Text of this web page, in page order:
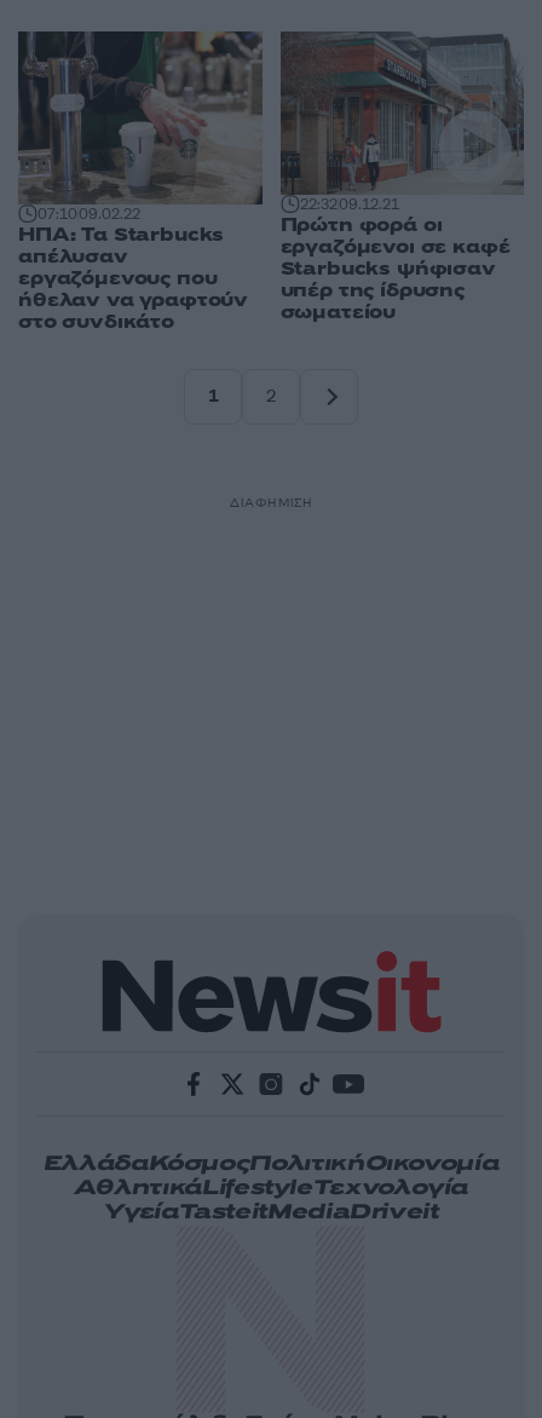
07:1009.02.22
ΗΠΑ: Τα Starbucks
απέλυσαν
εργαζόμενους που
ήθελαν να γραφτούν
στο συνδικάτο
22:3209.12.21
Πρώτη φορά οι
εργαζόμενοι σε καφέ
Starbucks ψήφισαν
υπέρ της ίδρυσης
σωματείου
1
2
ΔΙΑΦΗΜΙΣΗ
ΕλλάδαΚόσμοςΠολιτικήΟικονομία
ΑθλητικάLifestyleΤεχνολογία
ΥγείαTasteitMediaDriveit